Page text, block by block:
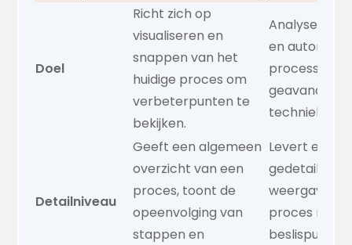
Doel
Richt zich op
visualiseren en
snappen van het
huidige proces om
verbeterpunten te
bekijken.
Analyseert,
en
processen,
technieken.
Detailniveau
Geeft een algemeen
overzicht van een
proces, toont de
opeenvolging van
stappen en
Levert een
weergave
proces met
beslispunten